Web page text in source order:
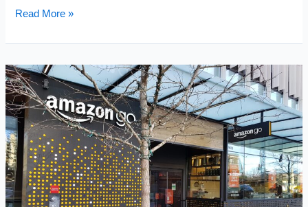
ce
à
trouver
Résilience
Agilité
=
Séparation
Commerce
et
Distribution
Read More »